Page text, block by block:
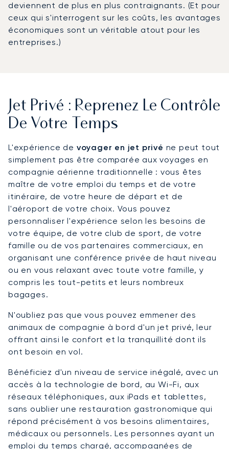
deviennent de plus en plus contraignants. (Et pour
ceux qui s'interrogent sur les coûts, les avantages
économiques sont un véritable atout pour les
entreprises.)
Jet Privé : Reprenez Le Contrôle
De Votre Temps
L'expérience de voyager en jet privé ne peut tout
simplement pas être comparée aux voyages en
compagnie aérienne traditionnelle : vous êtes
maître de votre emploi du temps et de votre
itinéraire, de votre heure de départ et de
l'aéroport de votre choix. Vous pouvez
personnaliser l'expérience selon les besoins de
votre équipe, de votre club de sport, de votre
famille ou de vos partenaires commerciaux, en
organisant une conférence privée de haut niveau
ou en vous relaxant avec toute votre famille, y
compris les tout-petits et leurs nombreux
bagages.
N'oubliez pas que vous pouvez emmener des
animaux de compagnie à bord d'un jet privé, leur
offrant ainsi le confort et la tranquillité dont ils
ont besoin en vol.
Bénéficiez d'un niveau de service inégalé, avec un
accès à la technologie de bord, au Wi-Fi, aux
réseaux téléphoniques, aux iPads et tablettes,
sans oublier une restauration gastronomique qui
répond précisément à vos besoins alimentaires,
médicaux ou personnels. Les personnes ayant un
emploi du temps chargé, accompagnées de